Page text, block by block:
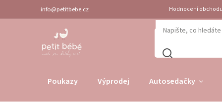
info@petitbebe.cz Hodnocení
Poukazy Výprodej Autosedačky